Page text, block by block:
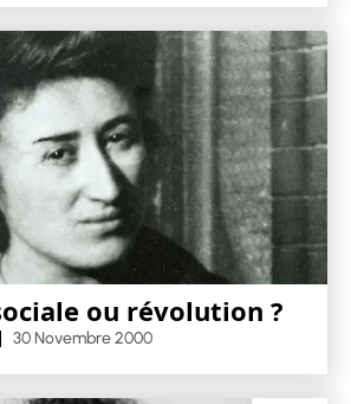
ou révolution ?
30 Novembre 2000